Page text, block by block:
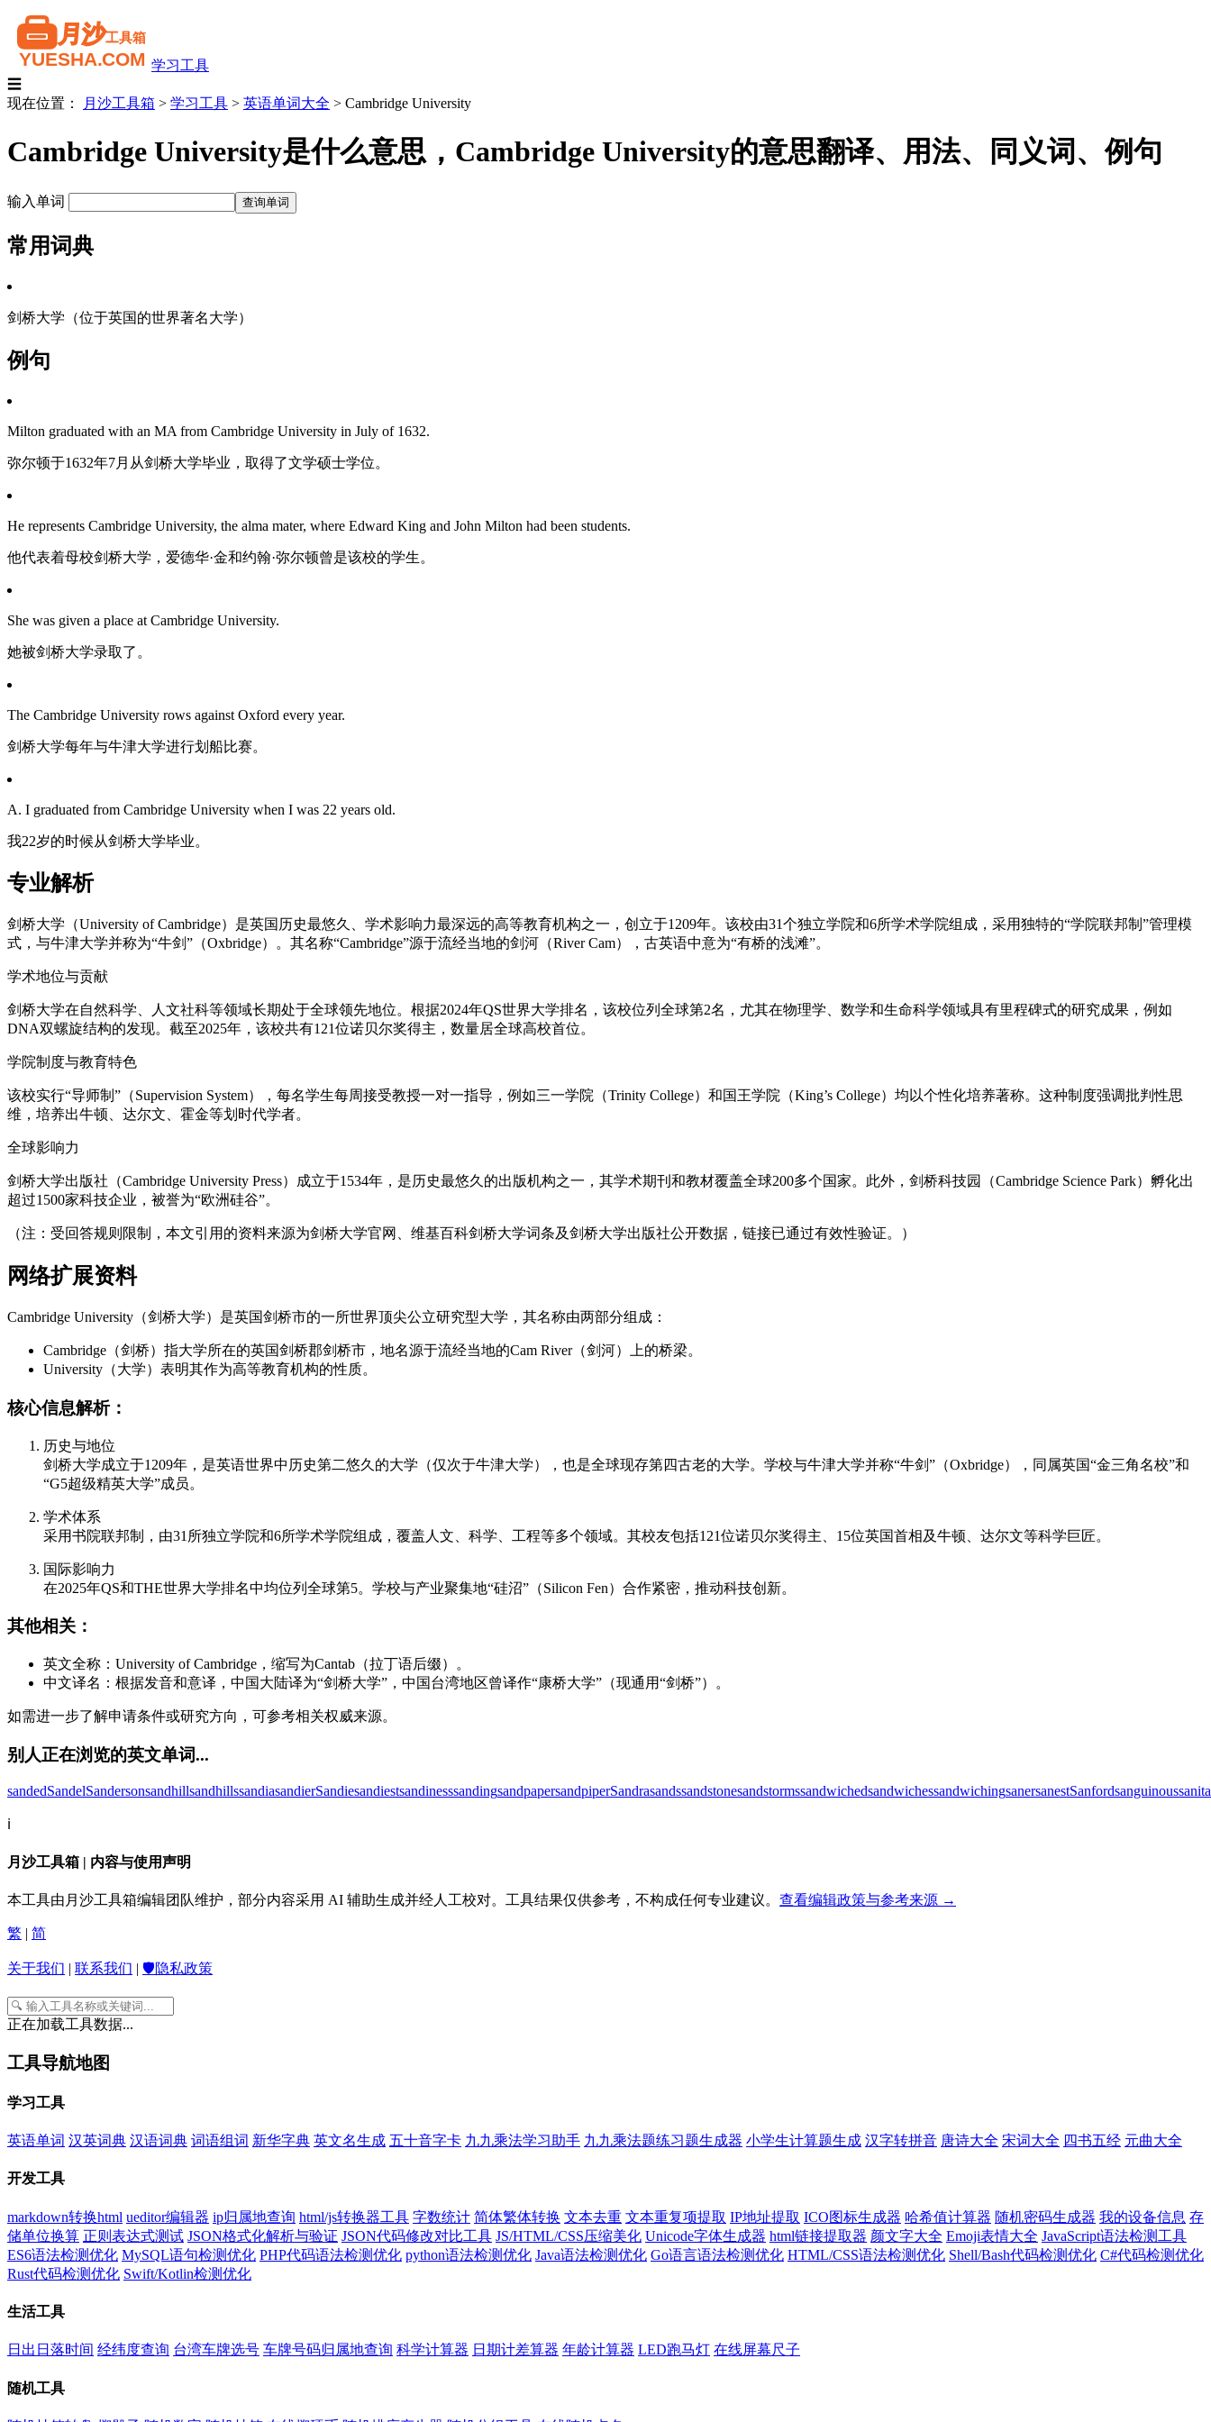
学习工具
☰
现在位置：
月沙工具箱 > 学习工具 > 英语单词大全 > Cambridge University
Cambridge University是什么意思，Cambridge University的意思翻译、用法、同义词、例句
输入单词
常用词典
剑桥大学（位于英国的世界著名大学）
例句
Milton graduated with an MA from Cambridge University in July of 1632.
弥尔顿于1632年7月从剑桥大学毕业，取得了文学硕士学位。
He represents Cambridge University, the alma mater, where Edward King and John Milton had been students.
他代表着母校剑桥大学，爱德华·金和约翰·弥尔顿曾是该校的学生。
She was given a place at Cambridge University.
她被剑桥大学录取了。
The Cambridge University rows against Oxford every year.
剑桥大学每年与牛津大学进行划船比赛。
A. I graduated from Cambridge University when I was 22 years old.
我22岁的时候从剑桥大学毕业。
专业解析
剑桥大学（University of Cambridge）是英国历史最悠久、学术影响力最深远的高等教育机构之一，创立于1209年。该校由31个独立学院和6所学术学院组成，采用独特的“学院联邦制”管理模
式，与牛津大学并称为“牛剑”（Oxbridge）。其名称“Cambridge”源于流经当地的剑河（River Cam），古英语中意为“有桥的浅滩”。
学术地位与贡献
剑桥大学在自然科学、人文社科等领域长期处于全球领先地位。根据2024年QS世界大学排名，该校位列全球第2名，尤其在物理学、数学和生命科学领域具有里程碑式的研究成果，例如
DNA双螺旋结构的发现。截至2025年，该校共有121位诺贝尔奖得主，数量居全球高校首位。
学院制度与教育特色
该校实行“导师制”（Supervision System），每名学生每周接受教授一对一指导，例如三一学院（Trinity College）和国王学院（King’s College）均以个性化培养著称。这种制度强调批判性思
维，培养出牛顿、达尔文、霍金等划时代学者。
全球影响力
剑桥大学出版社（Cambridge University Press）成立于1534年，是历史最悠久的出版机构之一，其学术期刊和教材覆盖全球200多个国家。此外，剑桥科技园（Cambridge Science Park）孵化出
超过1500家科技企业，被誉为“欧洲硅谷”。
（注：受回答规则限制，本文引用的资料来源为剑桥大学官网、维基百科剑桥大学词条及剑桥大学出版社公开数据，链接已通过有效性验证。）
网络扩展资料
Cambridge University（剑桥大学）是英国剑桥市的一所世界顶尖公立研究型大学，其名称由两部分组成：
Cambridge（剑桥）指大学所在的英国剑桥郡剑桥市，地名源于流经当地的Cam River（剑河）上的桥梁。
University（大学）表明其作为高等教育机构的性质。
核心信息解析：
历史与地位
剑桥大学成立于1209年，是英语世界中历史第二悠久的大学（仅次于牛津大学），也是全球现存第四古老的大学。学校与牛津大学并称“牛剑”（Oxbridge），同属英国“金三角名校”和
“G5超级精英大学”成员。
学术体系
采用书院联邦制，由31所独立学院和6所学术学院组成，覆盖人文、科学、工程等多个领域。其校友包括121位诺贝尔奖得主、15位英国首相及牛顿、达尔文等科学巨匠。
国际影响力
在2025年QS和THE世界大学排名中均位列全球第5。学校与产业聚集地“硅沼”（Silicon Fen）合作紧密，推动科技创新。
其他相关：
英文全称：University of Cambridge，缩写为Cantab（拉丁语后缀）。
中文译名：根据发音和意译，中国大陆译为“剑桥大学”，中国台湾地区曾译作“康桥大学”（现通用“剑桥”）。
如需进一步了解申请条件或研究方向，可参考相关权威来源。
别人正在浏览的英文单词...
sandedSandelSandersonsandhillsandhillssandiasandierSandiesandiestsandinesssandingsandpapersandpiperSandrasandssandstonesandstormssandwichedsandwichessandwichingsanersanestSanfordsanguinous
ℹ️
月沙工具箱 | 内容与使用声明
本工具由月沙工具箱编辑团队维护，部分内容采用 AI 辅助生成并经人工校对。工具结果仅供参考，不构成任何专业建议。 查看编辑政策与参考来源 →
繁 | 简
关于我们 | 联系我们 | 🛡️隐私政策
正在加载工具数据...
工具导航地图
学习工具
英语单词 汉英词典 汉语词典 词语组词 新华字典 英文名生成 五十音字卡 九九乘法学习助手 九九乘法题练习题生成器 小学生计算题生成 汉字转拼音 唐诗大全 宋词大全 四书五经 元曲大全
开发工具
markdown转换html ueditor编辑器 ip归属地查询 html/js转换器工具 字数统计 简体繁体转换 文本去重 文本重复项提取 IP地址提取 ICO图标生成器 哈希值计算器 随机密码生成器 我的设备信息 存
储单位换算 正则表达式测试 JSON格式化解析与验证 JSON代码修改对比工具 JS/HTML/CSS压缩美化 Unicode字体生成器 html链接提取器 颜文字大全 Emoji表情大全 JavaScript语法检测工具
ES6语法检测优化 MySQL语句检测优化 PHP代码语法检测优化 python语法检测优化 Java语法检测优化 Go语言语法检测优化 HTML/CSS语法检测优化 Shell/Bash代码检测优化 C#代码检测优化
Rust代码检测优化 Swift/Kotlin检测优化
生活工具
日出日落时间 经纬度查询 台湾车牌选号 车牌号码归属地查询 科学计算器 日期计差算器 年龄计算器 LED跑马灯 在线屏幕尺子
随机工具